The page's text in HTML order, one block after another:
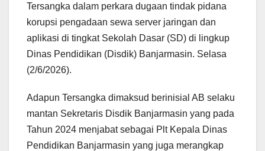
Tersangka dalam perkara dugaan tindak pidana
korupsi pengadaan sewa server jaringan dan
aplikasi di tingkat Sekolah Dasar (SD) di lingkup
Dinas Pendidikan (Disdik) Banjarmasin. Selasa
(2/6/2026).
Adapun Tersangka dimaksud berinisial AB selaku
mantan Sekretaris Disdik Banjarmasin yang pada
Tahun 2024 menjabat sebagai Plt Kepala Dinas
Pendidikan Banjarmasin yang juga merangkap